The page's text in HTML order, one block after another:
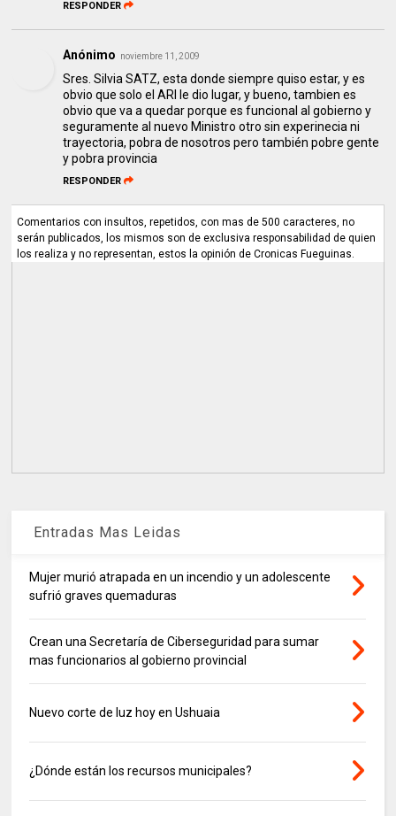
RESPONDER
Anónimo noviembre 11, 2009
Sres. Silvia SATZ, esta donde siempre quiso estar, y es
obvio que solo el ARI le dio lugar, y bueno, tambien es
obvio que va a quedar porque es funcional al gobierno y
seguramente al nuevo Ministro otro sin experinecia ni
trayectoria, pobra de nosotros pero también pobre gente
y pobra provincia
RESPONDER
Comentarios con insultos, repetidos, con mas de 500 caracteres, no
serán publicados, los mismos son de exclusiva responsabilidad de quien
los realiza y no representan, estos la opinión de Cronicas Fueguinas.
Entradas Mas Leidas
Mujer murió atrapada en un incendio y un adolescente
sufrió graves quemaduras
Crean una Secretaría de Ciberseguridad para sumar
mas funcionarios al gobierno provincial
Nuevo corte de luz hoy en Ushuaia
¿Dónde están los recursos municipales?